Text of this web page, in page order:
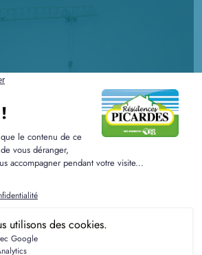
aux futurs
réglementation environnementale qui
construction : tout savoir et ce qui la
sa maison : tous nos conseils pour
réussir votre projet !